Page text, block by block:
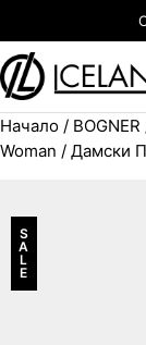
Към съдържанието
Search for:
Начало / BOGNER
Woman / Дамски
S
A
L
E